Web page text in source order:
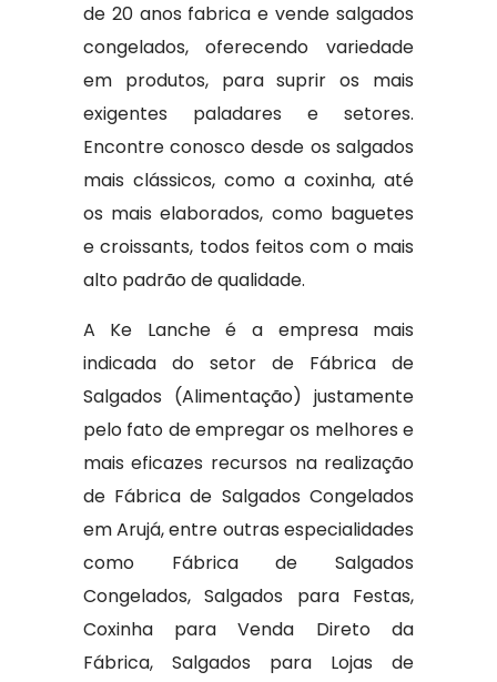
de 20 anos fabrica e vende salgados
congelados, oferecendo variedade
em produtos, para suprir os mais
exigentes paladares e setores.
Encontre conosco desde os salgados
mais clássicos, como a coxinha, até
os mais elaborados, como baguetes
e croissants, todos feitos com o mais
alto padrão de qualidade.
A Ke Lanche é a empresa mais
indicada do setor de Fábrica de
Salgados (Alimentação) justamente
pelo fato de empregar os melhores e
mais eficazes recursos na realização
de Fábrica de Salgados Congelados
em Arujá, entre outras especialidades
como Fábrica de Salgados
Congelados, Salgados para Festas,
Coxinha para Venda Direto da
Fábrica, Salgados para Lojas de